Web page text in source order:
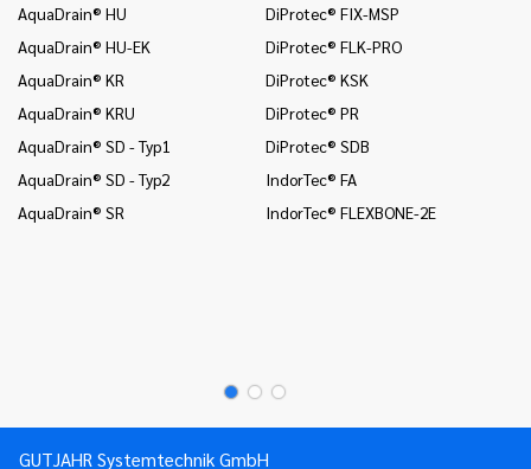
AquaDrain® HU
AquaDrain® HU-EK
AquaDrain® KR
AquaDrain® KRU
AquaDrain® SD - Typ1
AquaDrain® SD - Typ2
AquaDrain® SR
DiProtec® FIX-MSP
DiProtec® FLK-PRO
DiProtec® KSK
DiProtec® PR
DiProtec® SDB
IndorTec® FA
IndorTec® FLEXBONE-2E
GUTJAHR Systemtechnik GmbH